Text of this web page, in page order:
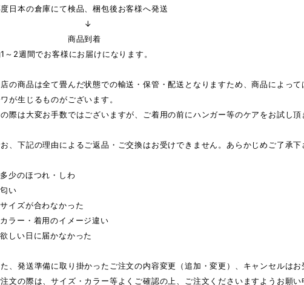
日本の倉庫にて検品、梱包後お客様へ発送
品到着
～2週間でお客様にお届けになります。
店の商品は全て畳んだ状態での輸送・保管・配送となりますため、商品によっ
が生じるものがございます。
の際は大変お手数ではございますが、ご着用の前にハンガー等のケアをお試し頂
、下記の理由によるご返品・ご交換はお受けできません。あらかじめご了承下
少のほつれ・しわ
い
イズが合わなかった
ラー・着用のイメージ違い
しい日に届かなかった
た、発送準備に取り掛かったご注文の内容変更（追加・変更）、キャンセルはお
注文の際は、サイズ・カラー等よくご確認の上、ご注文くださいますようお願い